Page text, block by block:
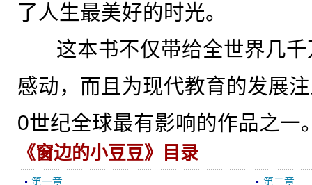
了人生最美好的时光。
这本书不仅带给全世界几千
感动，而且为现代教育的发展
0世纪全球最有影响的作品之一
《窗边的小豆豆》目录
第一章 第二章